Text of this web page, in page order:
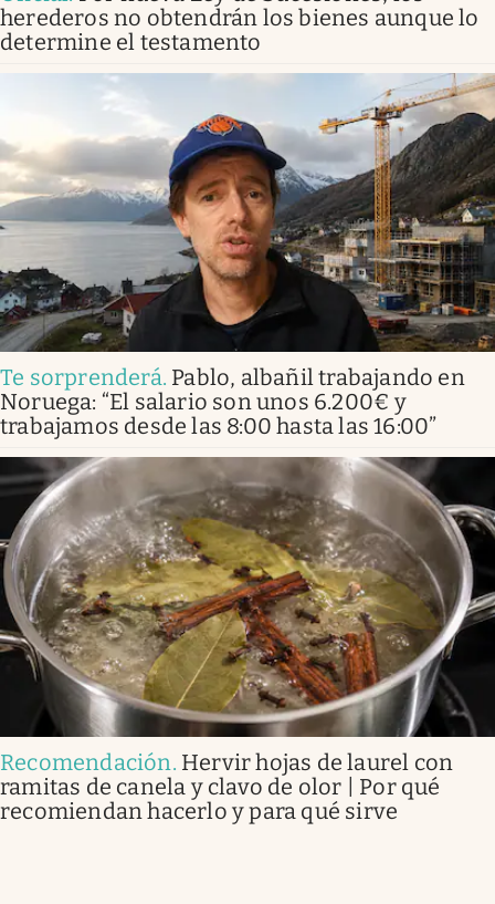
herederos no obtendrán los bienes aunque lo
determine el testamento
Te sorprenderá. Pablo, albañil trabajando en
Noruega: “El salario son unos 6.200€ y
trabajamos desde las 8:00 hasta las 16:00”
Recomendación. Hervir hojas de laurel con
ramitas de canela y clavo de olor | Por qué
recomiendan hacerlo y para qué sirve